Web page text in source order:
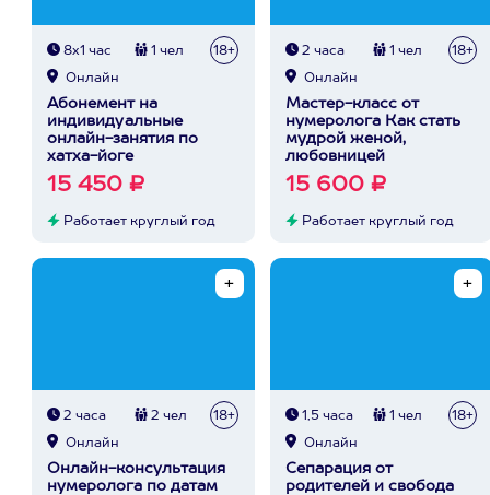
8х1 час 1 чел 18+
Онлайн
Абонемент на
индивидуальные
онлайн-занятия по
хатха-йоге
15 450 ₽
Работает круглый год
2 часа 1 чел 18+
Онлайн
Мастер-класс от
нумеролога Как стать
мудрой женой,
любовницей
15 600 ₽
Работает круглый год
2 часа 2 чел 18+
Онлайн
Онлайн-консультация
нумеролога по датам
1,5 часа 1 чел 18+
Онлайн
Сепарация от
родителей и свобода